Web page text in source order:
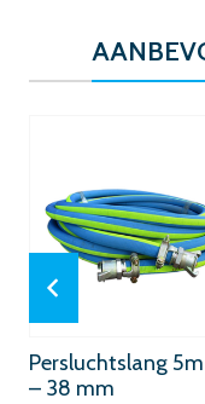
Persluchtslang
– 38 mm